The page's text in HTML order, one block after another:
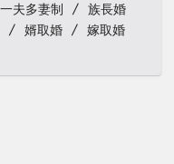
一夫多妻制
族長婚
婿取婚
嫁取婚